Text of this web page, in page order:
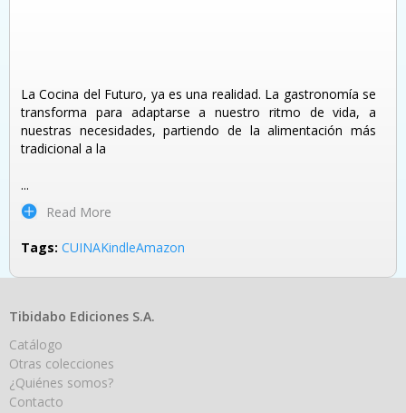
La Cocina del Futuro, ya es una realidad. La gastronomía se
transforma para adaptarse a nuestro ritmo de vida, a
nuestras necesidades, partiendo de la alimentación más
tradicional a la
...
Read More
Tags: CUINAKindleAmazon
Tibidabo Ediciones S.A.
Catálogo
Otras colecciones
¿Quiénes somos?
Contacto